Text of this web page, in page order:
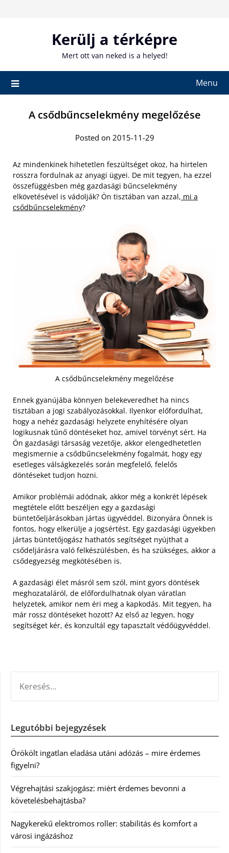
Kerülj a térképre
Mert ott van neked is a helyed!
Menu
A csődbűncselekmény megelőzése
Posted on 2015-11-29
Az mindenkinek hihetetlen feszültséget okoz, ha hirtelen
rosszra fordulnak az anyagi ügyei. De mit tegyen, ha ezzel
összefüggésben még gazdasági bűncselekmény
elkövetésével is vádolják? Ön tisztában van azzal, mi a
csődbűncselekmény?
A csődbűncselekmény megelőzése
Ennek gyanújába könnyen belekeveredhet ha nincs
tisztában a jogi szabályozásokkal. Ilyenkor előfordulhat,
hogy a nehéz gazdasági helyzete enyhítésére olyan
logikusnak tűnő döntéseket hoz, amivel törvényt sért. Ha
Ön gazdasági társaság vezetője, akkor elengedhetetlen
megismernie a csődbűncselekmény fogalmát, hogy egy
esetleges válságkezelés során megfelelő, felelős
döntéseket tudjon hozni.
Amikor problémái adódnak, akkor még a konkrét lépések
megtétele előtt beszéljen egy a gazdasági
büntetőeljárásokban jártas ügyvéddel. Bizonyára Önnek is
fontos, hogy elkerülje a jogsértést. Egy gazdasági ügyekben
jártas büntetőjogász hathatós segítséget nyújthat a
csődeljárásra való felkészülésben, és ha szükséges, akkor a
csődegyezség megkötésében is.
A gazdasági élet másról sem szól, mint gyors döntések
meghozataláról, de előfordulhatnak olyan váratlan
helyzetek, amikor nem éri meg a kapkodás. Mit tegyen, ha
már rossz döntéseket hozott? Az első az legyen, hogy
segítséget kér, és konzultál egy tapasztalt védőügyvéddel.
Legutóbbi bejegyzések
Örökölt ingatlan eladása utáni adózás – mire érdemes
figyelni?
Végrehajtási szakjogász: miért érdemes bevonni a
követelésbehajtásba?
Nagykerekű elektromos roller: stabilitás és komfort a
városi ingázáshoz